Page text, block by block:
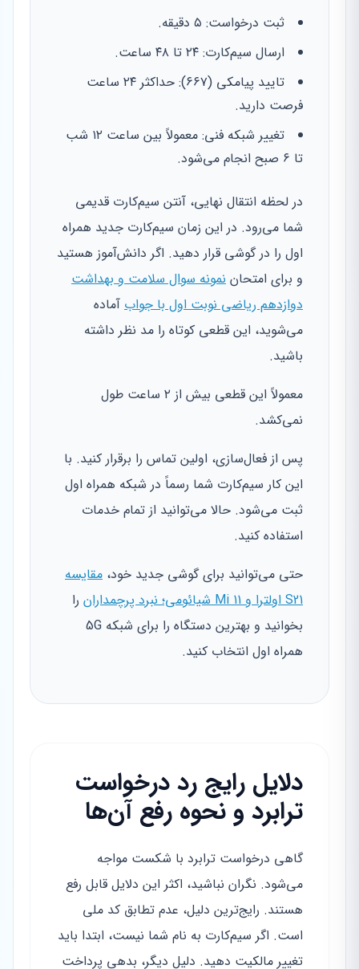
ثبت درخواست: ۵ دقیقه.
ارسال سیم‌کارت: ۲۴ تا ۴۸ ساعت.
تایید پیامکی (۶۶۷): حداکثر ۲۴ ساعت
فرصت دارید.
تغییر شبکه فنی: معمولاً بین ساعت ۱۲ شب
تا ۶ صبح انجام می‌شود.
در لحظه انتقال نهایی، آنتن سیم‌کارت قدیمی
شما می‌رود. در این زمان سیم‌کارت جدید همراه
اول را در گوشی قرار دهید. اگر دانش‌آموز هستید
و برای امتحان نمونه سوال سلامت و بهداشت
دوازدهم ریاضی نوبت اول با جواب آماده
می‌شوید، این قطعی کوتاه را مد نظر داشته
باشید.
معمولاً این قطعی بیش از ۲ ساعت طول
نمی‌کشد.
پس از فعال‌سازی، اولین تماس را برقرار کنید. با
این کار سیم‌کارت شما رسماً در شبکه همراه اول
ثبت می‌شود. حالا می‌توانید از تمام خدمات
استفاده کنید.
حتی می‌توانید برای گوشی جدید خود، مقایسه
S21 اولترا و Mi 11 شیائومی؛ نبرد پرچمداران
را
بخوانید و بهترین دستگاه را برای شبکه 5G
همراه اول انتخاب کنید.
دلایل رایج رد درخواست
ترابرد و نحوه رفع آن‌ها
گاهی درخواست ترابرد با شکست مواجه
می‌شود. نگران نباشید، اکثر این دلایل قابل رفع
هستند. رایج‌ترین دلیل، عدم تطابق کد ملی
است. اگر سیم‌کارت به نام شما نیست، ابتدا باید
تغییر مالکیت دهید. دلیل دیگر، بدهی پرداخت